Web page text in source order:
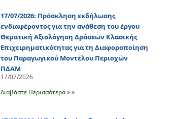
17/07/2026: Πρόσκληση εκδήλωσης
ενδιαφέροντος για την ανάθεση του έργου
Θεματική Αξιολόγηση Δράσεων Κλασικής
Επιχειρηματικότητας για τη Διαφοροποίηση
του Παραγωγικού Μοντέλου Περιοχών
ΠΔΑΜ
17/07/2026
Διαβάστε Περισσότερα » »